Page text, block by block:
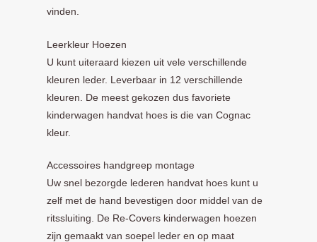
vinden.
Leerkleur Hoezen
U kunt uiteraard kiezen uit vele verschillende
kleuren leder. Leverbaar in 12 verschillende
kleuren. De meest gekozen dus favoriete
kinderwagen handvat hoes is die van Cognac
kleur.
Accessoires handgreep montage
Uw snel bezorgde lederen handvat hoes kunt u
zelf met de hand bevestigen door middel van de
ritssluiting. De Re-Covers kinderwagen hoezen
zijn gemaakt van soepel leder en op maat